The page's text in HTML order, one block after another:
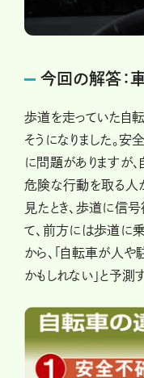
今回の解答：
歩道を走っていた自
そうになりました。
に問題がありますが
危険な行動を取る人
見たとき、歩道に信
て、前方には歩道に
から、「自転車が人
かもしれない」と予測